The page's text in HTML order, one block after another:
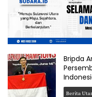
Bripda
Berita